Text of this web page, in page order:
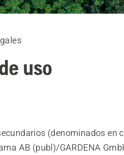
uso
(denominados en
AB (publ)/GARDENA